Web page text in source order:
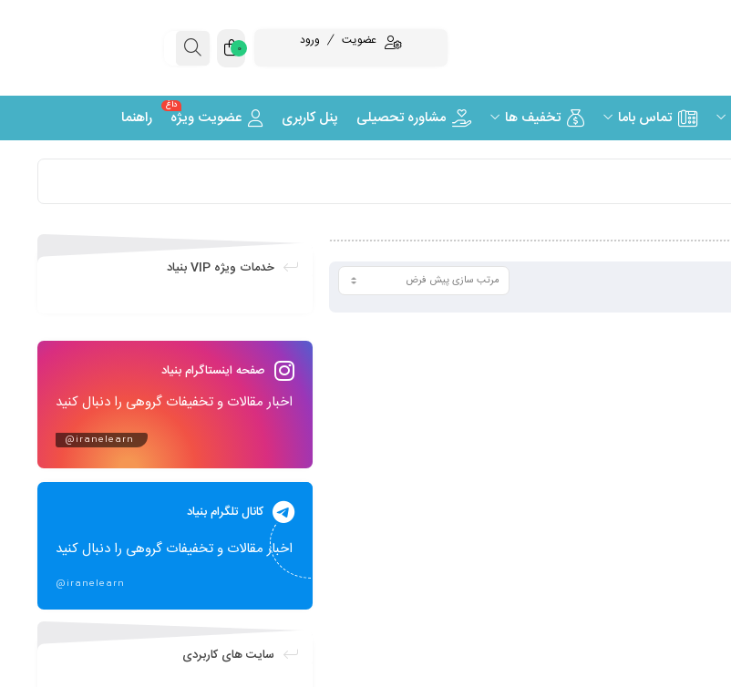
عضویت ورود 0
تماس باما تخفیف ها مشاوره تحصیلی پنل کاربری عضویت ویژه
داغ
راهنما
خدمات ویژه VIP بنیاد
صفحه اینستاگرام بنیاد
اخبار مقالات و تخفیفات گروهی را دنبال کنید
@iranelearn
کانال تلگرام بنیاد
اخبار مقالات و تخفیفات گروهی را دنبال کنید
@iranelearn
سایت های کاربردی